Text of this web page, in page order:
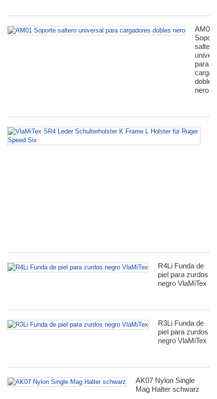
AM01
saltero
para
dobles
nero
R4Li Funda de
piel para zurdos
negro VlaMiTex
R3Li Funda de
piel para zurdos
negro VlaMiTex
AK07 Nylon Single
Mag Halter schwarz